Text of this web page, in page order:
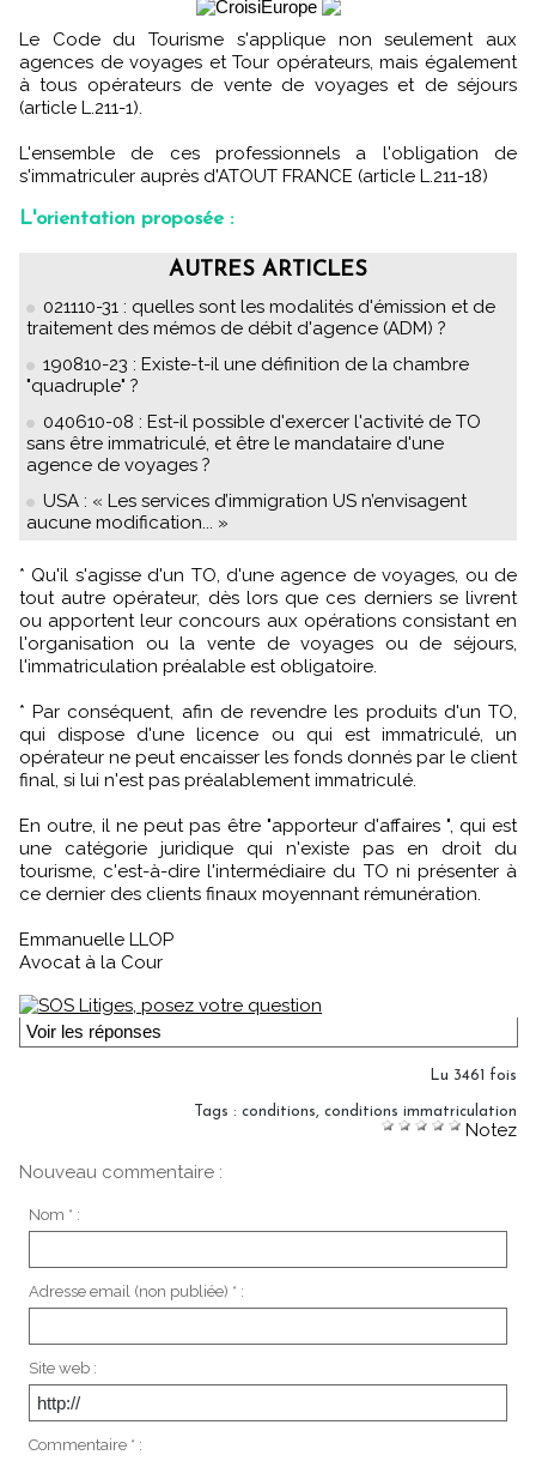
Le Code du Tourisme s'applique non seulement aux
agences de voyages et Tour opérateurs, mais également
à tous opérateurs de vente de voyages et de séjours
(article L.211-1).
L'ensemble de ces professionnels a l'obligation de
s'immatriculer auprès d'ATOUT FRANCE (article L.211-18)
L'orientation proposée :
AUTRES ARTICLES
021110-31 : quelles sont les modalités d'émission et de
traitement des mémos de débit d'agence (ADM) ?
190810-23 : Existe-t-il une définition de la chambre
"quadruple" ?
040610-08 : Est-il possible d'exercer l'activité de TO
sans être immatriculé, et être le mandataire d'une
agence de voyages ?
USA : « Les services d’immigration US n’envisagent
aucune modification... »
* Qu'il s'agisse d'un TO, d'une agence de voyages, ou de
tout autre opérateur, dès lors que ces derniers se livrent
ou apportent leur concours aux opérations consistant en
l'organisation ou la vente de voyages ou de séjours,
l'immatriculation préalable est obligatoire.
* Par conséquent, afin de revendre les produits d'un TO,
qui dispose d'une licence ou qui est immatriculé, un
opérateur ne peut encaisser les fonds donnés par le client
final, si lui n'est pas préalablement immatriculé.
En outre, il ne peut pas être "apporteur d'affaires ", qui est
une catégorie juridique qui n'existe pas en droit du
tourisme, c'est-à-dire l'intermédiaire du TO ni présenter à
ce dernier des clients finaux moyennant rémunération.
Emmanuelle LLOP
Avocat à la Cour
Voir les réponses
Lu 3461 fois
Tags : conditions, conditions immatriculation
Notez
Nouveau commentaire :
Nom * :
Adresse email (non publiée) * :
Site web :
Commentaire * :